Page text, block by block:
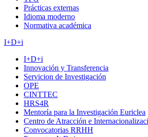
Prácticas externas
Idioma moderno
Normativa académica
I+D+i
I+D+i
Innovación y Transferencia
Servicion de Investigación
OPE
CINTTEC
HRS4R
Mentoría para la Investigación Euriclea
Centro de Atracción e
Convocatorias RRHH